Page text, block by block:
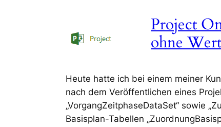
Project
ohne
Heute hatte ich bei einem meiner
nach dem Veröffentlichen eines
„VorgangZeitphaseDataSet“ sowie
Basisplan-Tabellen